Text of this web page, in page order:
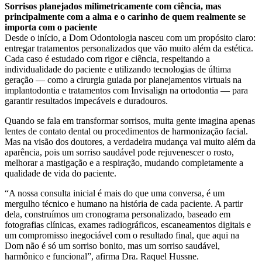
Sorrisos planejados milimetricamente com ciência, mas
principalmente com a alma e o carinho de quem realmente se
importa com o paciente
Desde o início, a Dom Odontologia nasceu com um propósito claro:
entregar tratamentos personalizados que vão muito além da estética.
Cada caso é estudado com rigor e ciência, respeitando a
individualidade do paciente e utilizando tecnologias de última
geração — como a cirurgia guiada por planejamentos virtuais na
implantodontia e tratamentos com Invisalign na ortodontia — para
garantir resultados impecáveis e duradouros.
Quando se fala em transformar sorrisos, muita gente imagina apenas
lentes de contato dental ou procedimentos de harmonização facial.
Mas na visão dos doutores, a verdadeira mudança vai muito além da
aparência, pois um sorriso saudável pode rejuvenescer o rosto,
melhorar a mastigação e a respiração, mudando completamente a
qualidade de vida do paciente.
“A nossa consulta inicial é mais do que uma conversa, é um
mergulho técnico e humano na história de cada paciente. A partir
dela, construímos um cronograma personalizado, baseado em
fotografias clínicas, exames radiográficos, escaneamentos digitais e
um compromisso inegociável com o resultado final, que aqui na
Dom não é só um sorriso bonito, mas um sorriso saudável,
harmônico e funcional”, afirma Dra. Raquel Hussne.